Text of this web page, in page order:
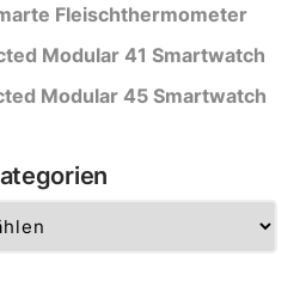
Fleischthermometer
Modular 41 Smartwatch
Modular 45 Smartwatch